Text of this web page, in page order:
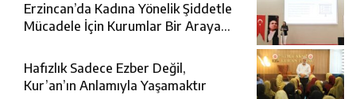
Erzincan’da Kadına Yönelik Şiddetle
Mücadele İçin Kurumlar Bir Araya
Hafızlık Sadece Ezber Değil,
Kur’an’ın Anlamıyla Yaşamaktır